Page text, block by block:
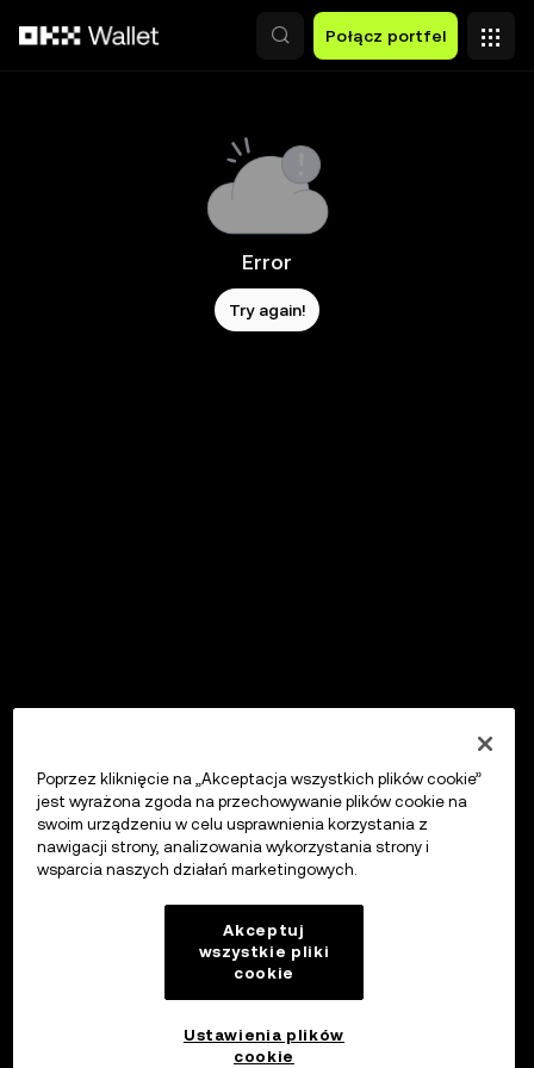
Połącz portfel
Error
Try again!
Poprzez kliknięcie na „Akceptacja wszystkich plików cookie”
jest wyrażona zgoda na przechowywanie plików cookie na
swoim urządzeniu w celu usprawnienia korzystania z
nawigacji strony, analizowania wykorzystania strony i
wsparcia naszych działań marketingowych.
Akceptuj
wszystkie pliki
cookie
Ustawienia plików
cookie